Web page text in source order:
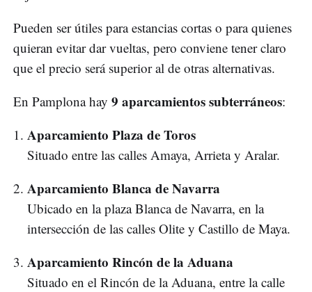
Pueden ser útiles para estancias cortas o para quienes
quieran evitar dar vueltas, pero conviene tener claro
que el precio será superior al de otras alternativas.
En Pamplona hay 9 aparcamientos subterráneos:
Aparcamiento Plaza de Toros
Situado entre las calles Amaya, Arrieta y Aralar.
Aparcamiento Blanca de Navarra
Ubicado en la plaza Blanca de Navarra, en la
intersección de las calles Olite y Castillo de Maya.
Aparcamiento Rincón de la Aduana
Situado en el Rincón de la Aduana, entre la calle